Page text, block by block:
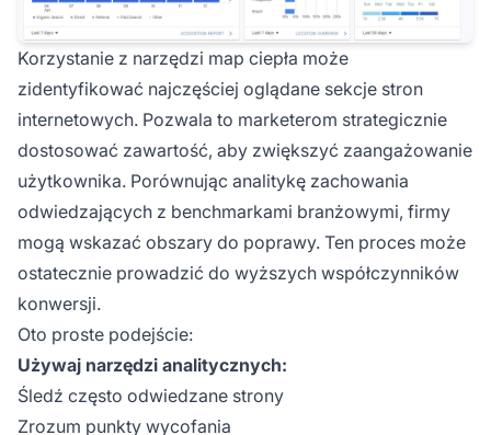
Korzystanie z narzędzi map ciepła może
zidentyfikować najczęściej oglądane sekcje stron
internetowych. Pozwala to marketerom strategicznie
dostosować zawartość, aby zwiększyć zaangażowanie
użytkownika. Porównując analitykę zachowania
odwiedzających z benchmarkami branżowymi, firmy
mogą wskazać obszary do poprawy. Ten proces może
ostatecznie prowadzić do wyższych współczynników
konwersji.
Oto proste podejście:
Używaj narzędzi analitycznych:
Śledź często odwiedzane strony
Zrozum punkty wycofania